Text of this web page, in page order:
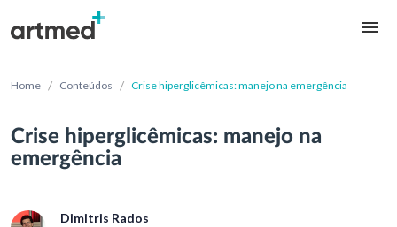
Home / Conteúdos / Crise hiperglicêmicas: manejo na emergência
Crise hiperglicêmicas: manejo na
emergência
Dimitris Rados